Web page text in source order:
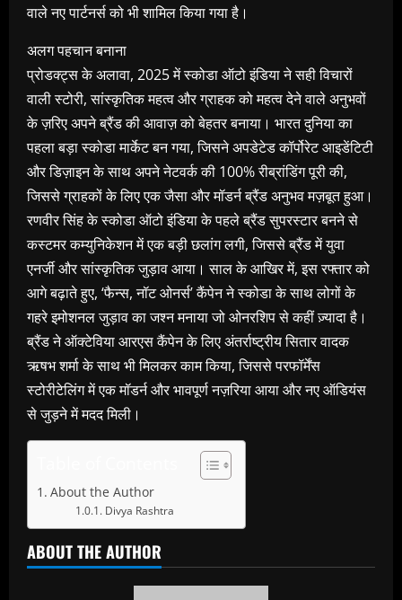
वाले नए पार्टनर्स को भी शामिल किया गया है।
अलग पहचान बनाना
प्रोडक्ट्स के अलावा, 2025 में स्कोडा ऑटो इंडिया ने सही विचारों
वाली स्टोरी, सांस्कृतिक महत्व और ग्राहक को महत्व देने वाले अनुभवों
के ज़रिए अपने ब्रैंड की आवाज़ को बेहतर बनाया। भारत दुनिया का
पहला बड़ा स्कोडा मार्केट बन गया, जिसने अपडेटेड कॉर्पोरेट आइडेंटिटी
और डिज़ाइन के साथ अपने नेटवर्क की 100% रीब्रांडिंग पूरी की,
जिससे ग्राहकों के लिए एक जैसा और मॉडर्न ब्रैंड अनुभव मज़बूत हुआ।
रणवीर सिंह के स्कोडा ऑटो इंडिया के पहले ब्रैंड सुपरस्टार बनने से
कस्टमर कम्युनिकेशन में एक बड़ी छलांग लगी, जिससे ब्रैंड में युवा
एनर्जी और सांस्कृतिक जुड़ाव आया। साल के आखिर में, इस रफ्तार को
आगे बढ़ाते हुए, ‘फैन्स, नॉट ओनर्स’ कैंपेन ने स्कोडा के साथ लोगों के
गहरे इमोशनल जुड़ाव का जश्न मनाया जो ओनरशिप से कहीं ज़्यादा है।
ब्रैंड ने ऑक्टेविया आरएस कैंपेन के लिए अंतर्राष्ट्रीय सितार वादक
ऋषभ शर्मा के साथ भी मिलकर काम किया, जिससे परफॉर्मेंस
स्टोरीटेलिंग में एक मॉडर्न और भावपूर्ण नज़रिया आया और नए ऑडियंस
से जुड़ने में मदद मिली।
About the Author
Divya Rashtra
ABOUT THE AUTHOR